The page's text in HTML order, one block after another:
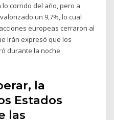
lo corrido del año, pero a
un 9,7%, lo cual
europeas cerraron al
Irán expresó que los
durante la noche
la
Estados
las